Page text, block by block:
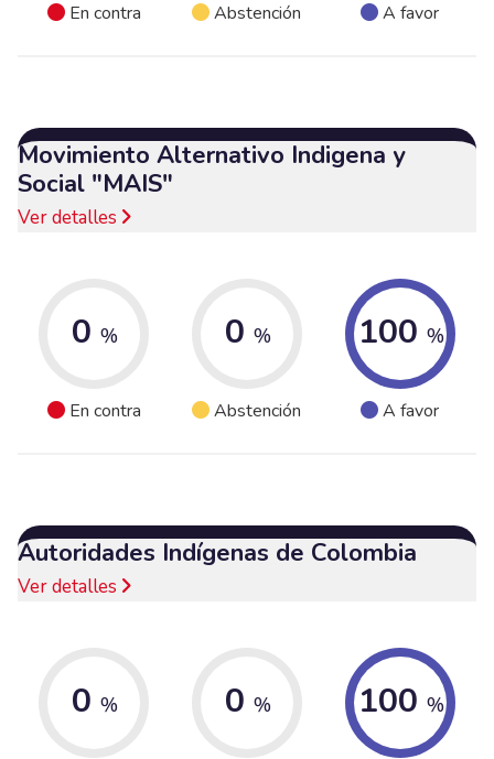
En contra Abstención A favor
Movimiento Alternativo Indigena y
Social "MAIS"
Ver detalles
0 %
En contra
0 %
Abstención
100 %
A favor
Autoridades Indígenas de Colombia
Ver detalles
0 % 0 % 100 %